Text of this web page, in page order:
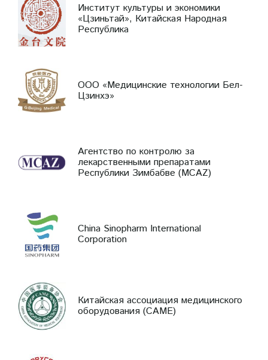
Институт культуры и экономики
«Цзиньтай», Китайская Народная
Республика
ООО «Медицинские технологии Бел-
Цзинхэ»
Агентство по контролю за
лекарственными препаратами
Республики Зимбабве (MCAZ)
China Sinopharm International
Corporation
Китайская ассоциация медицинского
оборудования (CAME)